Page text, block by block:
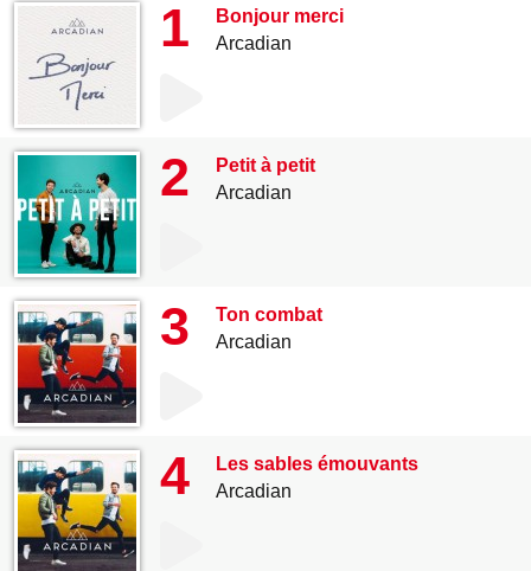
1
Bonjour merci
Arcadian
2
Petit à petit
Arcadian
3
Ton combat
Arcadian
4
Les sables émouvants
Arcadian